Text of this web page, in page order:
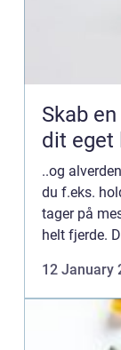
Skab
dit eget
..og
du f.eks.
tager på
helt fjerde.
reklame...
12 January